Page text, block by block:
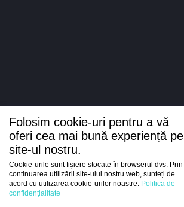
Intrați
Folosim cookie-uri pentru a vă
oferi cea mai bună experiență pe
site-ul nostru.
Cookie-urile sunt fișiere stocate în browserul dvs. Prin
continuarea utilizării site-ului nostru web, sunteți de
acord cu utilizarea cookie-urilor noastre. Politica de
confidențialitate